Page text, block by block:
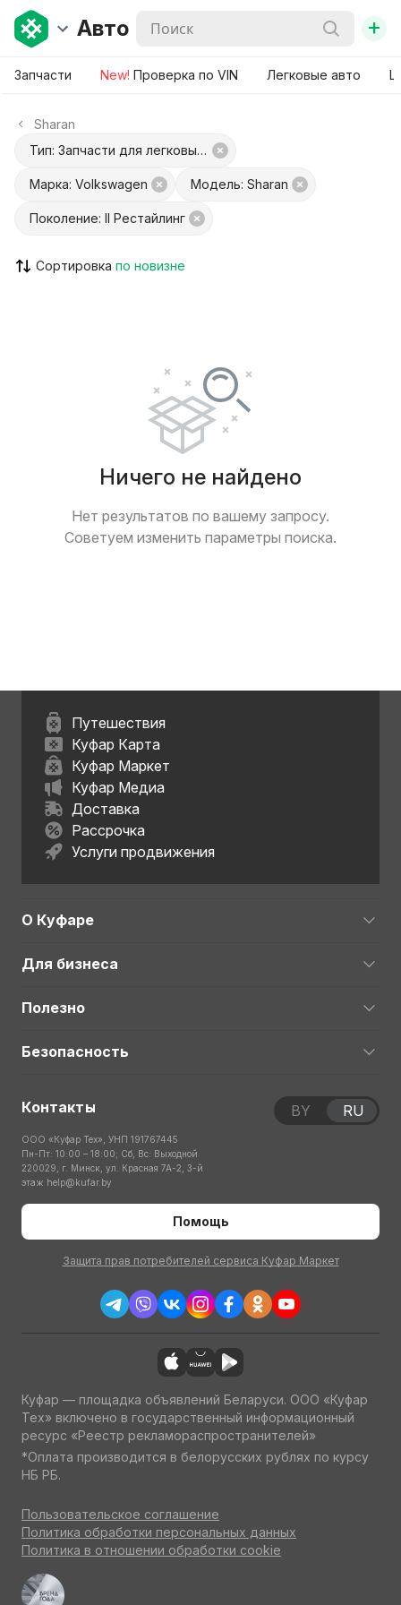
Авто +
Запчасти New! Проверка по VIN Легковые авто
Sharan
Тип: Запчасти для легковых авто
Марка: Volkswagen Модель: Sharan
Поколение: II Рестайлинг
Сортировка
Ничего не найдено
Нет результатов по вашему запросу.
Советуем изменить параметры поиска.
Путешествия
Куфар Карта
Куфар Маркет
Куфар Медиа
Доставка
Рассрочка
Услуги продвижения
О Куфаре
Для бизнеса
Полезно
Безопасность
Контакты
ООО «Куфар Тех», УНП 191767445
Пн-Пт: 10:00 – 18:00; Сб, Вс: Выходной
220029, г. Минск, ул. Красная 7А-2, 3-й
этаж help@kufar.by
Помощь
Защита прав потребителей сервиса Куфар Маркет
BY RU
Куфар — площадка объявлений Беларуси. ООО «Куфар
Тех» включено в государственный информационный
ресурс «Реестр рекламораспространителей»
*Оплата производится в белорусских рублях по курсу
НБ РБ.
Пользовательское соглашение
Политика обработки персональных данных
Политика в отношении обработки cookie